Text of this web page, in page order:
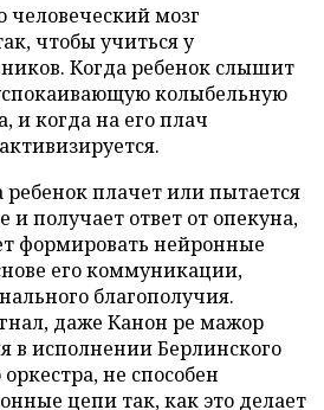
человеческий мозг
чтобы учиться у
Когда ребенок слышит
колыбельную
и когда на его плач
плачет или пытается
получает ответ от опекуна,
формировать нейронные
его коммуникации,
благополучия.
даже Канон ре мажор
в исполнении Берлинского
не способен
цепи так, как это делает